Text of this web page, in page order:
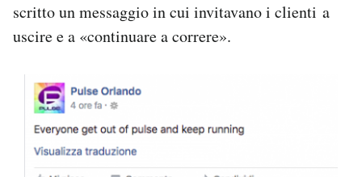
scritto un messaggio in cui invitavano i clienti a
uscire e a «continuare a correre».